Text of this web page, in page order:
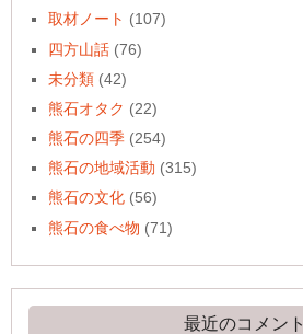
取材ノート (107)
四方山話 (76)
未分類 (42)
熊石オタク (22)
熊石の四季 (254)
熊石の地域活動 (315)
熊石の文化 (56)
熊石の食べ物 (71)
最近のコメント